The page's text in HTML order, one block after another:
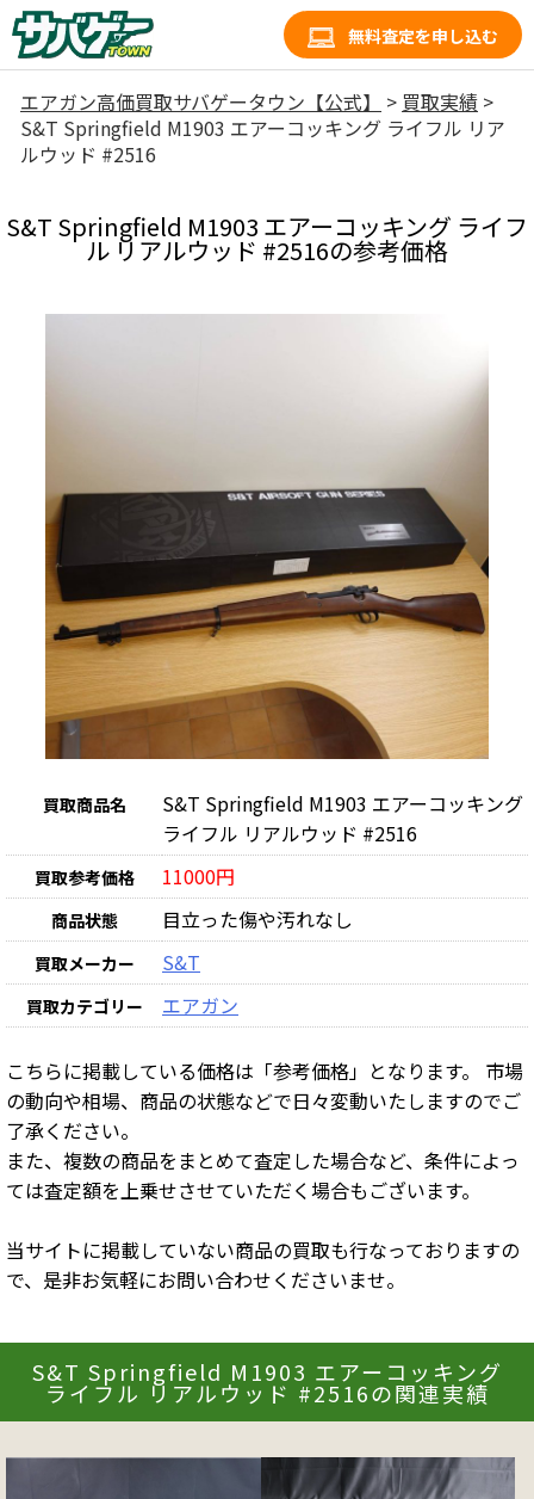
無料査定を申し込む
エアガン高価買取サバゲータウン【公式】 > 買取実績 >
S&T Springfield M1903 エアーコッキング ライフル リア
ルウッド #2516
S&T Springfield M1903 エアーコッキング ライフ
ル リアルウッド #2516の参考価格
買取商品名
S&T Springfield M1903 エアーコッキング
ライフル リアルウッド #2516
買取参考価格 11000円
商品状態 目立った傷や汚れなし
買取メーカー S&T
買取カテゴリー エアガン
こちらに掲載している価格は「参考価格」となります。 市場
の動向や相場、商品の状態などで日々変動いたしますのでご
了承ください。
また、複数の商品をまとめて査定した場合など、条件によっ
ては査定額を上乗せさせていただく場合もございます。
当サイトに掲載していない商品の買取も行なっておりますの
で、是非お気軽にお問い合わせくださいませ。
S&T Springfield M1903 エアーコッキング
ライフル リアルウッド #2516の関連実績